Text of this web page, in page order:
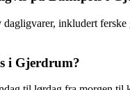
inkludert
i Gjerdrum?